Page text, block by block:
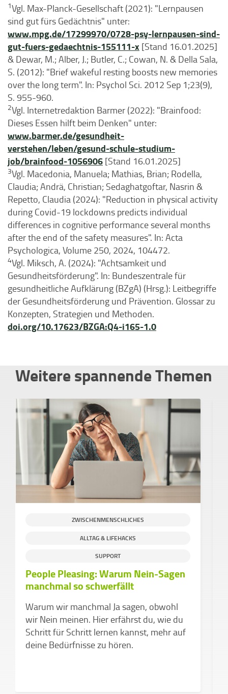
1Vgl. Max-Planck-Gesellschaft (2021): "Lernpausen
sind gut fürs Gedächtnis" unter:
www.mpg.de/17299970/0728-psy-lernpausen-sind-
gut-fuers-gedaechtnis-155111-x [Stand 16.01.2025]
& Dewar, M.; Alber, J.; Butler, C.; Cowan, N. & Della Sala,
S. (2012): "Brief wakeful resting boosts new memories
over the long term". In: Psychol Sci. 2012 Sep 1;23(9),
S. 955-960.
2Vgl. Internetredaktion Barmer (2022): "Brainfood:
Dieses Essen hilft beim Denken" unter:
www.barmer.de/gesundheit-
verstehen/leben/gesund-schule-studium-
job/brainfood-1056906 [Stand 16.01.2025]
3Vgl. Macedonia, Manuela; Mathias, Brian; Rodella,
Claudia; Andrä, Christian; Sedaghatgoftar, Nasrin &
Repetto, Claudia (2024): "Reduction in physical activity
during Covid-19 lockdowns predicts individual
differences in cognitive performance several months
after the end of the safety measures". In: Acta
Psychologica, Volume 250, 2024, 104472.
4Vgl. Miksch, A. (2024): "Achtsamkeit und
Gesundheitsförderung". In: Bundeszentrale für
gesundheitliche Aufklärung (BZgA) (Hrsg.): Leitbegriffe
der Gesundheitsförderung und Prävention. Glossar zu
Konzepten, Strategien und Methoden.
doi.org/10.17623/BZGA:Q4-i165-1.0
Weitere spannende Themen
ZWISCHENMENSCHLICHES
ALLTAG & LIFEHACKS
SUPPORT
People Pleasing: Warum Nein-Sagen
manchmal so schwerfällt
Warum wir manchmal Ja sagen, obwohl
wir Nein meinen. Hier erfährst du, wie du
Schritt für Schritt lernen kannst, mehr auf
deine Bedürfnisse zu hören.